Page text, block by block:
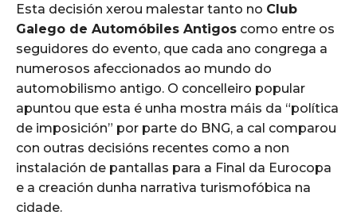
Esta decisión xerou malestar tanto no Club
Galego de Automóbiles Antigos como entre os
seguidores do evento, que cada ano congrega a
numerosos afeccionados ao mundo do
automobilismo antigo. O concelleiro popular
apuntou que esta é unha mostra máis da “política
de imposición” por parte do BNG, a cal comparou
con outras decisións recentes como a non
instalación de pantallas para a Final da Eurocopa
e a creación dunha narrativa turismofóbica na
cidade.